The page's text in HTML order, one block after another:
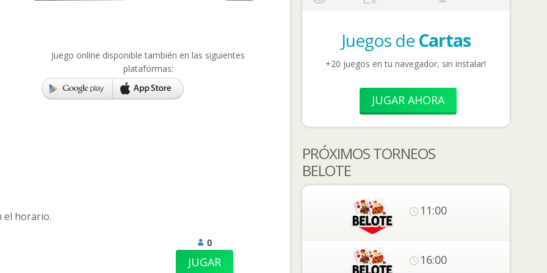
Juego online disponible también en las siguientes
plataformas:
el horario.
0
JUGAR
Juegos de Cartas
+20 juegos en tu navegador, sin instalar!
JUGAR AHORA
PRÓXIMOS TORNEOS
BELOTE
11:00
16:00